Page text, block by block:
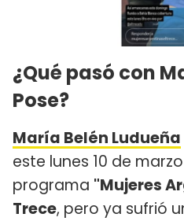
¿Qué pasó con
Pose?
María Belén Ludueña
este lunes 10 de
programa "Mujeres
Trece, pero ya sufrió